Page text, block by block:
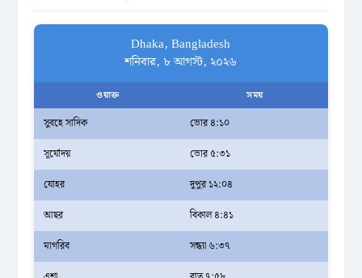
Dhaka, Bangladesh
শনিবার, ৮ আগস্ট, ২০২৬
ওয়াক্ত সময়
সুবহে সাদিক
ভোর ৪:১০
সূর্যোদয়
ভোর ৫:৩১
যোহর
দুপুর ১২:০৪
আছর
বিকাল ৪:৪১
মাগরিব
সন্ধ্যা ৬:৩৭